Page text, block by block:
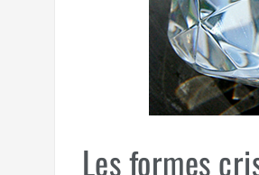
Les formes